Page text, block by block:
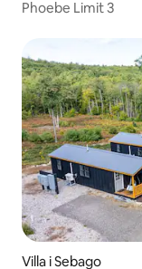
Phoebe Limit 3
Villa i Sebago